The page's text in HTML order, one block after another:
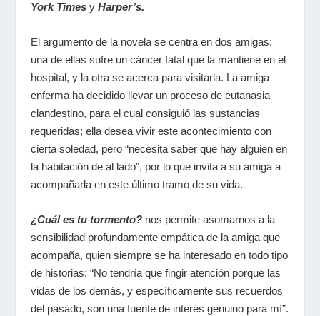
York Times y Harper’s.
El argumento de la novela se centra en dos amigas:
una de ellas sufre un cáncer fatal que la mantiene en el
hospital, y la otra se acerca para visitarla. La amiga
enferma ha decidido llevar un proceso de eutanasia
clandestino, para el cual consiguió las sustancias
requeridas; ella desea vivir este acontecimiento con
cierta soledad, pero “necesita saber que hay alguien en
la habitación de al lado”, por lo que invita a su amiga a
acompañarla en este último tramo de su vida.
¿Cuál es tu tormento?nos permite asomarnos a la
sensibilidad profundamente empática de la amiga que
acompaña, quien siempre se ha interesado en todo tipo
de historias: “No tendría que fingir atención porque las
vidas de los demás, y específicamente sus recuerdos
del pasado, son una fuente de interés genuino para mí”.